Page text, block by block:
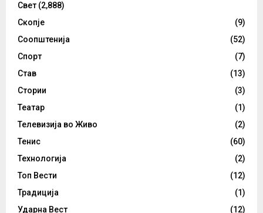
Свет (2,888)
Скопје
(9)
Соопштенија
(52)
Спорт
(7)
Став
(13)
Стории
(3)
Театар
(1)
Телевизија во Живо
(2)
Тенис
(60)
Технологија
(2)
Топ Вести
(12)
Традиција
(1)
Ударна Вест
(12)